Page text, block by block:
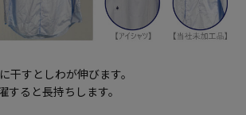
すとしわが伸びます。
ると長持ちします。